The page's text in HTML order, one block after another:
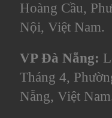
Hoàng Cầu,
Nội, Việt Nam.
VP Đà Nẵng:
Tháng 4,
Nẵng, Việt